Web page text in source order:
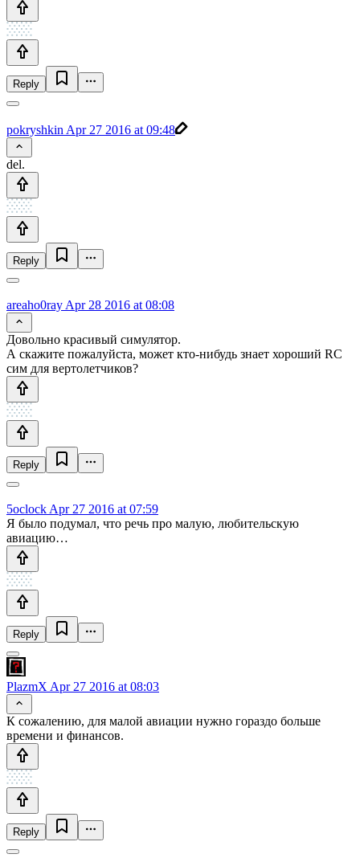
Reply
pokryshkin Apr 27 2016 at 09:48
del.
Reply
areaho0ray Apr 28 2016 at 08:08
Довольно красивый симулятор.
А скажите пожалуйста, может кто-нибудь знает хороший RC
сим для вертолетчиков?
Reply
5oclock Apr 27 2016 at 07:59
Я было подумал, что речь про малую, любительскую
авиацию…
Reply
PlazmX Apr 27 2016 at 08:03
К сожалению, для малой авиации нужно гораздо больше
времени и финансов.
Reply